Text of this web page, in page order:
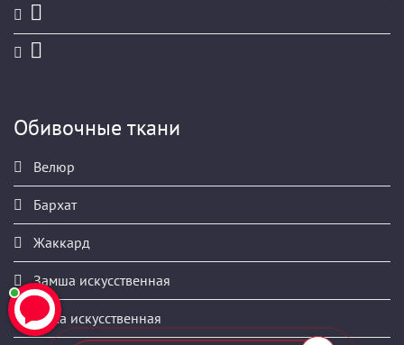
Обивочные ткани
Велюр
Бархат
Жаккард
Замша искусственная
Кожа искусственная